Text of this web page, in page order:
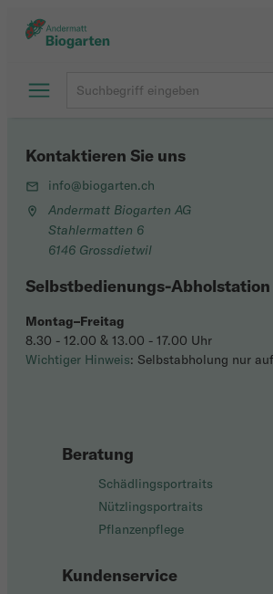
Beratung
Schädlingsportraits
Nützlingsportraits
Pflanzenpflege
Kundenservice
Kontaktieren Sie uns
info@biogarten.ch
Andermatt Biogarten AG
Stahlermatten 6
6146 Grossdietwil
Selbstbedienungs-Abholstation
Montag–Freitag
8.30 - 12.00 & 13.00 - 17.00 Uhr
Wichtiger Hinweis: Selbstabholung nur